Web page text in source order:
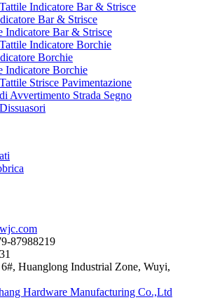
Indicatore Bar & Strisce
Bar & Strisce
Indicatore Bar & Strisce
Indicatore Borchie
Borchie
Indicatore Borchie
Strisce Pavimentazione
Avvertimento Strada Segno
87988219
Huanglong Industrial Zone, Wuyi,